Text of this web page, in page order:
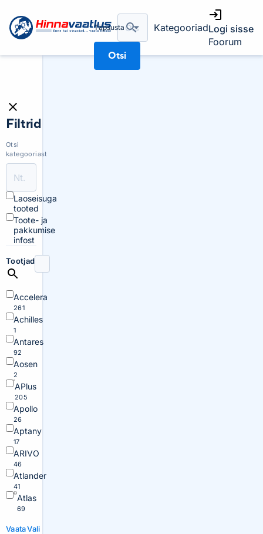
Täpsusta
Otsi
KategooriadLogi sisse
Foorum
Filtrid
Otsi
kategooriast
Laoseisuga
tooted
Toote- ja
pakkumise
infost
Tootjad
Accelera
261
Achilles
1
Antares
92
Aosen
2
APlus
205
Apollo
26
Aptany
17
ARIVO
46
Atlander
41
Atlas
69
VaataVali